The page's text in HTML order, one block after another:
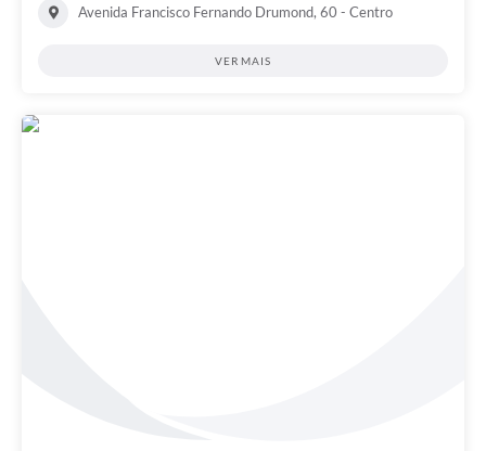
Avenida Francisco Fernando Drumond, 60 - Centro
VER MAIS